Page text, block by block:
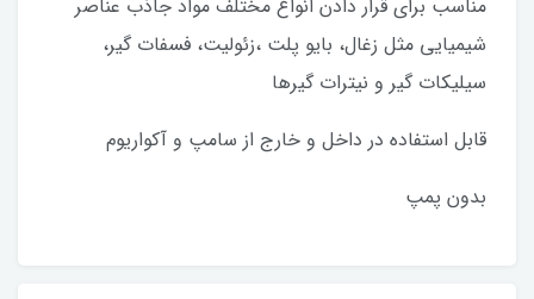
مناسب برای قرار دادن انواع مختلف مواد جاذب عناصر
شیمیایی مثل زغال، بایو پلت ،زئولیت، فسفات گیر،
سیلیکات گیر و نیترات گیرها
قابل استفاده در داخل و خارج از سامپ و آکواریوم
بدون پمپ